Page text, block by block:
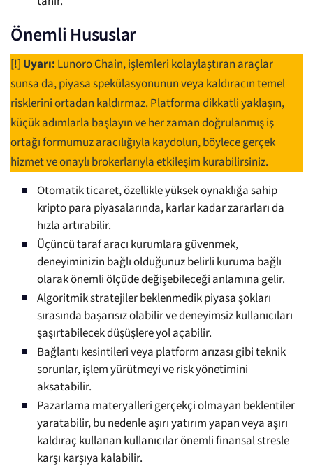
Önemli Hususlar
[!] Uyarı: Lunoro Chain, işlemleri kolaylaştıran araçlar
sunsa da, piyasa spekülasyonunun veya kaldıracın temel
risklerini ortadan kaldırmaz. Platforma dikkatli yaklaşın,
küçük adımlarla başlayın ve her zaman doğrulanmış iş
ortağı formumuz aracılığıyla kaydolun, böylece gerçek
hizmet ve onaylı brokerlarıyla etkileşim kurabilirsiniz.
Otomatik ticaret, özellikle yüksek oynaklığa sahip
kripto para piyasalarında, karlar kadar zararları da
hızla artırabilir.
Üçüncü taraf aracı kurumlara güvenmek,
deneyiminizin bağlı olduğunuz belirli kuruma bağlı
olarak önemli ölçüde değişebileceği anlamına gelir.
Algoritmik stratejiler beklenmedik piyasa şokları
sırasında başarısız olabilir ve deneyimsiz kullanıcıları
şaşırtabilecek düşüşlere yol açabilir.
Bağlantı kesintileri veya platform arızası gibi teknik
sorunlar, işlem yürütmeyi ve risk yönetimini
aksatabilir.
Pazarlama materyalleri gerçekçi olmayan beklentiler
yaratabilir, bu nedenle aşırı yatırım yapan veya aşırı
kaldıraç kullanan kullanıcılar önemli finansal stresle
karşı karşıya kalabilir.